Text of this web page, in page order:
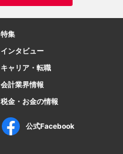
特集
インタビュー
キャリア・転職
会計業界情報
税金・お金の情報
公式Facebook